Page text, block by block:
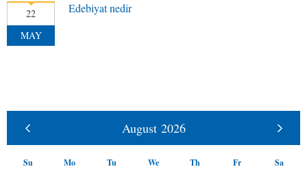
22
MAY
Edebiyat nedir
August 2026
Su Mo Tu We Th Fr Sa